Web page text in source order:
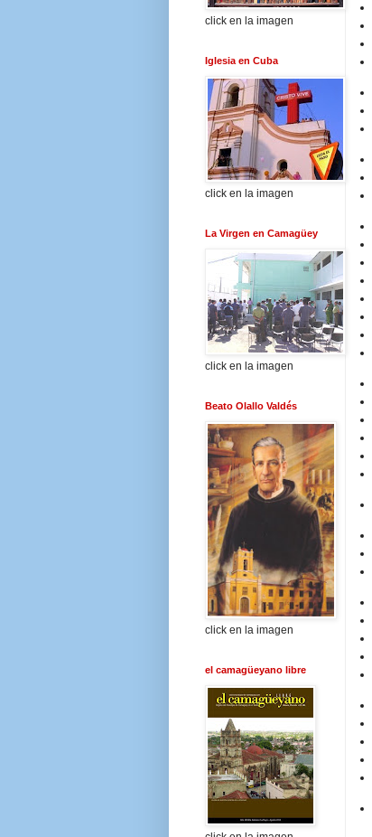
click en la imagen
Iglesia en Cuba
click en la imagen
La Virgen en Camagüey
click en la imagen
Beato Olallo Valdés
click en la imagen
el camagüeyano libre